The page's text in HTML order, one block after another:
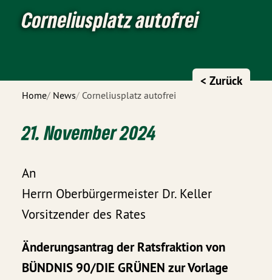
Corneliusplatz autofrei
Home News Corneliusplatz autofrei
< Zurück
21. November 2024
An
Herrn Oberbürgermeister Dr. Keller
Vorsitzender des Rates
Änderungsantrag der Ratsfraktion von
BÜNDNIS 90/DIE GRÜNEN zur Vorlage